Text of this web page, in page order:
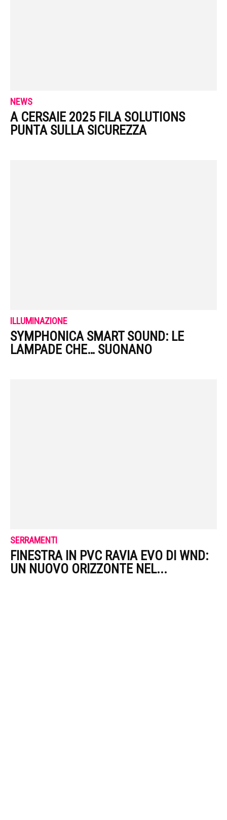
NEWS
A CERSAIE 2025 FILA SOLUTIONS
PUNTA SULLA SICUREZZA
ILLUMINAZIONE
SYMPHONICA SMART SOUND: LE
LAMPADE CHE… SUONANO
SERRAMENTI
FINESTRA IN PVC RAVIA EVO DI WND:
UN NUOVO ORIZZONTE NEL...